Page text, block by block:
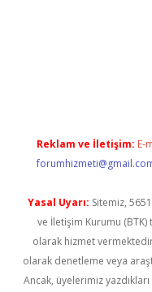
Reklam ve İletişim: E-
Yasal Uyarı: Sitemiz,
ve İletişim Kurumu (BTK)
olarak hizmet
olarak denetleme veya
Ancak, üyelerimiz